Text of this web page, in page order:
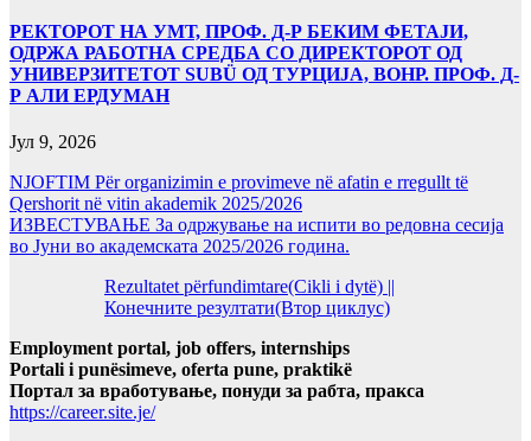
РЕКТОРОТ НА УМТ, ПРОФ. Д-Р БЕКИМ ФЕТАЈИ,
ОДРЖА РАБОТНА СРЕДБА СО ДИРЕКТОРОТ ОД
УНИВЕРЗИТЕТОТ SUBÜ ОД ТУРЦИЈА, ВОНР. ПРОФ. Д-
Р АЛИ ЕРДУМАН
Јул 9, 2026
NJOFTIM Për organizimin e provimeve në afatin e rregullt të
Qershorit në vitin akademik 2025/2026
ИЗВЕСТУВАЊЕ За одржување на испити во редовна сесија
во Јуни во академската 2025/2026 година.
Rezultatet përfundimtare(Cikli i dytë) ||
Конечните резултати(Втор циклус)
Employment portal, job offers, internships
Portali i punësimeve, oferta pune, praktikë
Портал за вработување, понуди за рабта, пракса
https://career.site.je/